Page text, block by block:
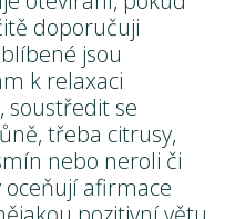
doporučuji
jsou
k relaxaci
soustředit se
třeba citrusy,
nebo neroli či
afirmace